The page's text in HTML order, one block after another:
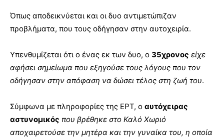
Όπως αποδεικνύεται και οι δυο αντιμετώπιζαν
προβλήματα, που τους οδήγησαν στην αυτοχειρία.
Υπενθυμίζεται ότι ο ένας εκ των δυο, ο 35χρονος είχε
αφήσει σημείωμα που εξηγούσε τους λόγους που τον
οδήγησαν στην απόφαση να δώσει τέλος στη ζωή του.
Σύμφωνα με πληροφορίες της ΕΡΤ, ο αυτόχειρας
αστυνομικός που βρέθηκε στο Καλό Χωριό
αποχαιρετούσε την μητέρα και την γυναίκα του, η οποία